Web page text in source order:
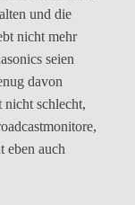
und die
nicht mehr
seien
davon
nicht schlecht,
eben auch